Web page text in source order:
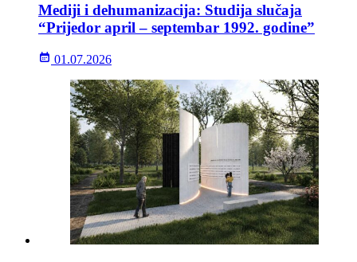
Mediji i dehumanizacija: Studija slučaja
“Prijedor april – septembar 1992. godine”
01.07.2026